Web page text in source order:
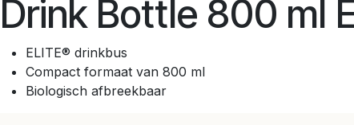
Drink Bottle 800 ml
ELITE® drinkbus
Compact formaat van 800 ml
Biologisch afbreekbaar